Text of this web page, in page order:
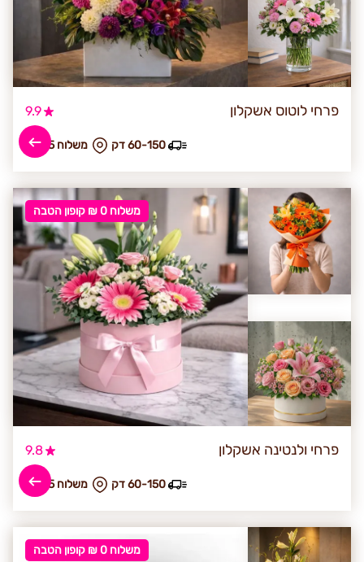
פרחי לוטוס אשקלון 9.9
₪ משלוח 25 60-150 דק
משלוח 0 ₪ קופון הטבה
פרחי ולנטינה אשקלון 9.8
₪ משלוח 25 60-150 דק
משלוח 0 ₪ קופון הטבה